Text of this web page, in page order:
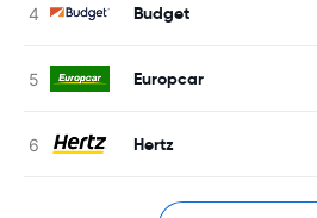
Budget
Europcar
Hertz